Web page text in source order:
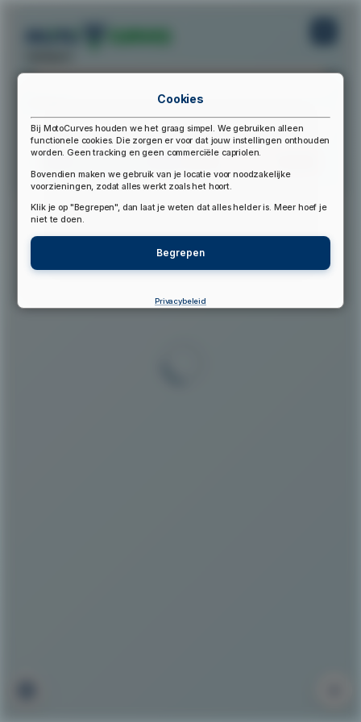
▲
Cookies
Bij MotoCurves houden we het graag simpel. We gebruiken alleen
functionele cookies. Die zorgen er voor dat jouw instellingen onthouden
worden. Geen tracking en geen commerciële capriolen.
Bovendien maken we gebruik van je locatie voor noodzakelijke
voorzieningen, zodat alles werkt zoals het hoort.
Klik je op "Begrepen", dan laat je weten dat alles helder is. Meer hoef je
niet te doen.
Begrepen
Privacybeleid